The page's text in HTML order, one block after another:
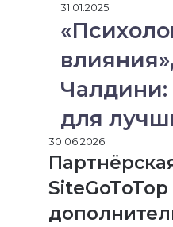
31.01.2025
Чалдини:
для
30.06.2026
SiteGoToTop